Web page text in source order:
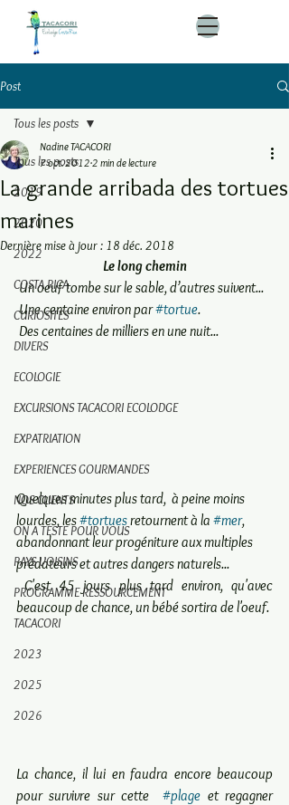
Post
Tous les posts
2019
2020
2022
COSTA RICA
CURIOSITES
DIVERS
ECOLOGIE
EXCURSIONS TACACORI ECOLODGE
EXPATRIATION
EXPERIENCES GOURMANDES
NOS CLIENTS
ON A TESTE POUR VOUS
PAYS VOISINS
PROGRAMME RESSOURCEMENT
TACACORI
2023
2025
2026
Tous les posts
La grande arribada des tortues
marines
Nadine TACACORI
7 oct. 2012 2 min de lecture
Dernière mise à jour : 18 déc. 2018
Le long chemin
Un oeuf tombe sur le sable, d’autres suivent...
Une centaine environ par #tortue.
Des centaines de milliers en une nuit...
Quelques minutes plus tard,  à peine moins
lourdes, les #tortues retournent à la #mer,
abandonnant leur progéniture aux multiples
prédateurs et autres dangers naturels...
C'est 45 jours plus tard environ, qu'avec
beaucoup de chance, un bébé sortira de l'oeuf.
La chance, il lui en faudra encore beaucoup
pour survivre sur cette #plage et regagner